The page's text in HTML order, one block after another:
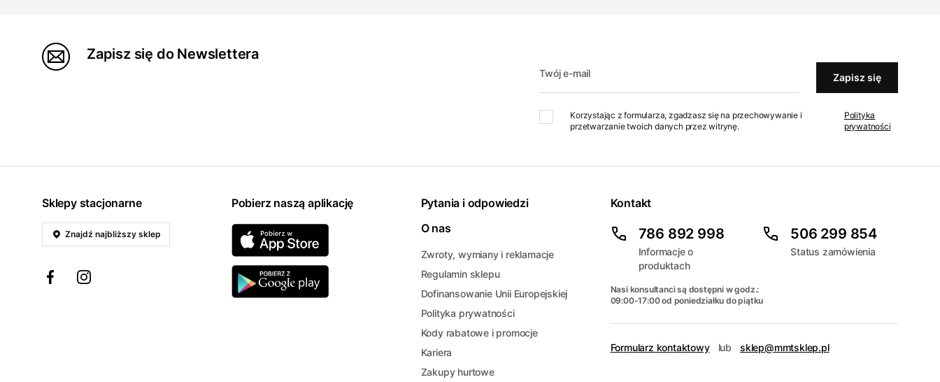
Zapisz się do Newslettera
Twój e-mail Zapisz się
Korzystając z formularza, zgadzasz się na przechowywanie i
przetwarzanie twoich danych przez witrynę.
Polityka
prywatności
Sklepy stacjonarne
Znajdź najbliższy sklep
Pobierz naszą aplikację
Pytania i odpowiedzi
O nas
Zwroty, wymiany i reklamacje
Regulamin sklepu
Dofinansowanie Unii Europejskiej
Polityka prywatności
Kody rabatowe i promocje
Kariera
Zakupy hurtowe
Kontakt
786 892 998
Informacje o
produktach
506 299 854
Status zamówienia
Nasi konsultanci są dostępni w godz.:
09:00-17:00 od poniedziałku do piątku
Formularz kontaktowy lub sklep@mmtsklep.pl